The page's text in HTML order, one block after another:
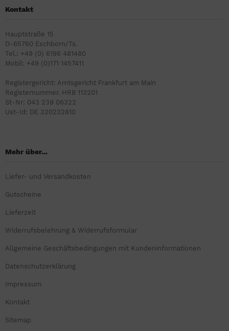
Kontakt
Hauptstraße 15
D-65760 Eschborn/Ts.
Tel.: +49 (0) 6196 481480
Mobil: +49 (0)171 1457411
Registergericht: Amtsgericht Frankfurt am Main
Registernummer. HRB 113201
St-Nr: 043 239 06322
Ust-Id: DE 320232810
Mehr über...
Liefer- und Versandkosten
Gutscheine
Lieferzeit
Widerrufsbelehrung & Widerrufsformular
Allgemeine Geschäftsbedingungen mit Kundeninformationen
Datenschutzerklärung
Impressum
Kontakt
Sitemap